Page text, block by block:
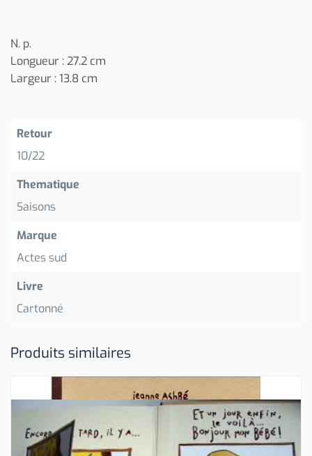
N. p.
Longueur : 27.2 cm
Largeur : 13.8 cm
Retour
10/22
Thematique
Saisons
Marque
Actes sud
Livre
Cartonné
Produits similaires